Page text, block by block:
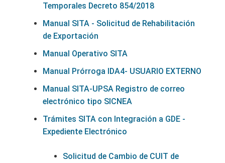
Temporales Decreto 854/2018
Manual SITA - Solicitud de Rehabilitación
de Exportación
Manual Operativo SITA
Manual Prórroga IDA4- USUARIO EXTERNO
Manual SITA-UPSA Registro de correo
electrónico tipo SICNEA
Trámites SITA con Integración a GDE -
Expediente Electrónico
Solicitud de Cambio de CUIT de